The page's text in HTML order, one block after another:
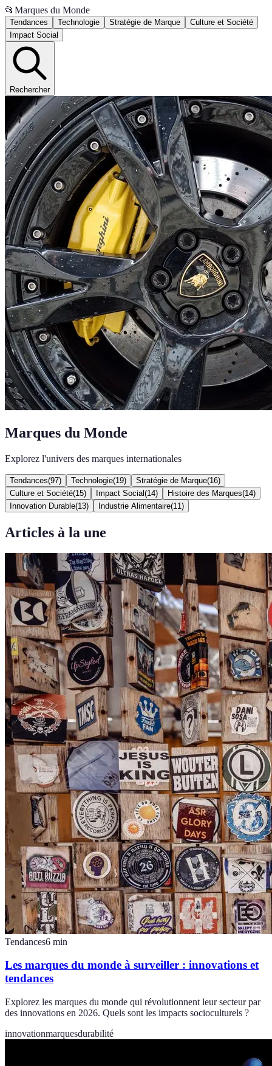
📂 Marques du Monde
Tendances Technologie Stratégie de Marque
Culture et Société
Impact Social
Rechercher
Marques du Monde
Explorez l'univers des marques internationales
Tendances(97) Technologie(19) Stratégie de Marque(16)
Culture et Société(15) Impact Social (14) Histoire des Marques(14)
Innovation Durable(13) Industrie Alimentaire(11 )
Articles à la une
Tendances6 min
Les marques du monde à surveiller : innovations et
tendances
Explorez les marques du monde qui révolutionnent leur secteur par
des innovations en 2026. Quels sont les impacts socioculturels ?
innovationmarquesdurabilité